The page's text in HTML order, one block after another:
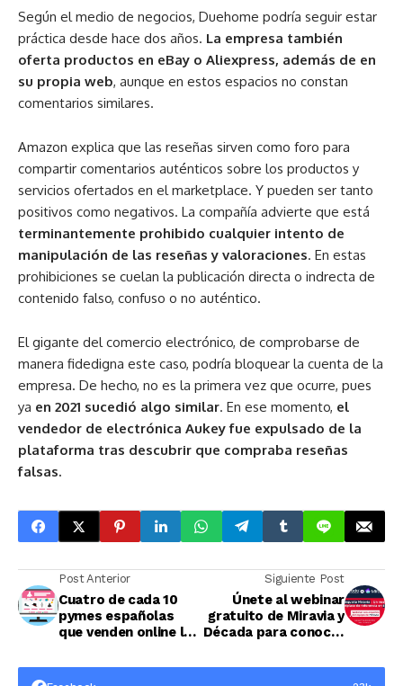
Según el medio de negocios, Duehome podría seguir estar
práctica desde hace dos años. La empresa también
oferta productos en eBay o Aliexpress, además de en
su propia web, aunque en estos espacios no constan
comentarios similares.
Amazon explica que las reseñas sirven como foro para
compartir comentarios auténticos sobre los productos y
servicios ofertados en el marketplace. Y pueden ser tanto
positivos como negativos. La compañía advierte que está
terminantemente prohibido cualquier intento de
manipulación de las reseñas y valoraciones. En estas
prohibiciones se cuelan la publicación directa o indrecta de
contenido falso, confuso o no auténtico.
El gigante del comercio electrónico, de comprobarse de
manera fidedigna este caso, podría bloquear la cuenta de la
empresa. De hecho, no es la primera vez que ocurre, pues
ya en 2021 sucedió algo similar. En ese momento, el
vendedor de electrónica Aukey fue expulsado de la
plataforma tras descubrir que compraba reseñas
falsas.
Post Anterior
Cuatro de cada 10
pymes españolas
que venden online lo
marketplaces
Siguiente Post
Únete al webinar
gratuito de Miravia y
Década para conocer
sobre la plataforma